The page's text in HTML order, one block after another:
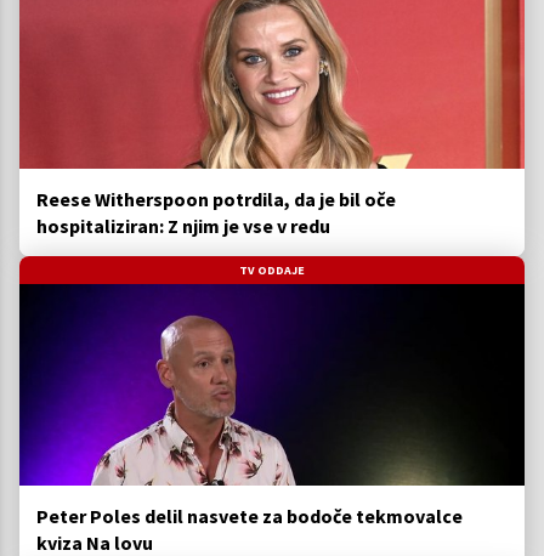
Reese Witherspoon potrdila, da je bil oče
hospitaliziran: Z njim je vse v redu
TV ODDAJE
Peter Poles delil nasvete za bodoče tekmovalce
kviza Na lovu